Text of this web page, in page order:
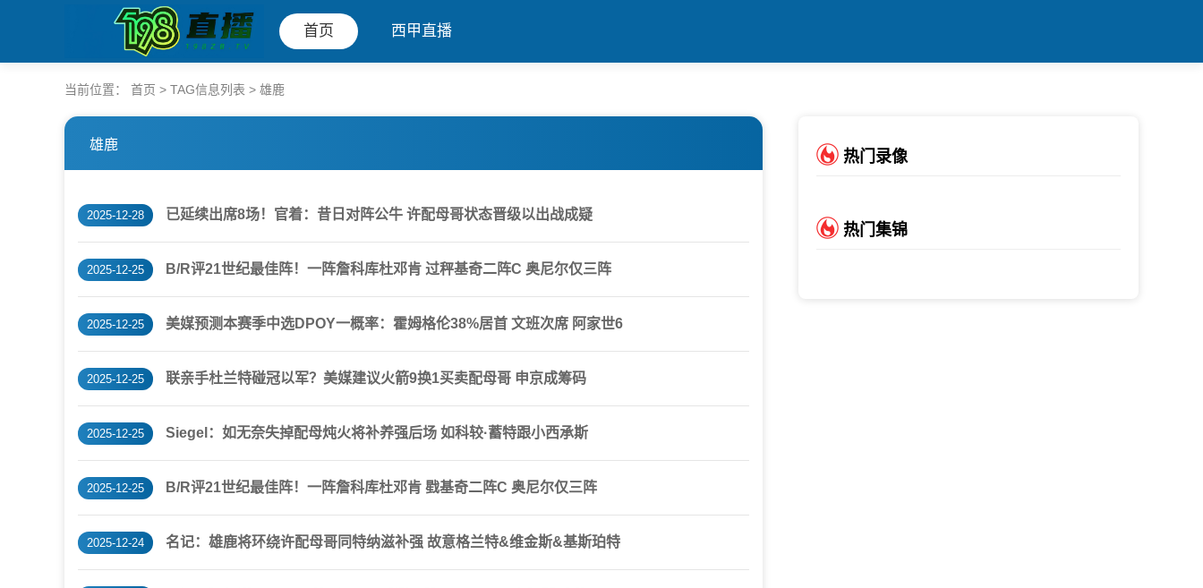
首页 西甲直播
当前位置： 首页 > TAG信息列表 > 雄鹿
雄鹿
2025-12-28 已延续出席8场！官着：昔日对阵公牛 许配母哥状态晋级以出战成疑
2025-12-25 B/R评21世纪最佳阵！一阵詹科库杜邓肯 过秤基奇二阵C 奥尼尔仅三阵
2025-12-25 美媒预测本赛季中选DPOY一概率：霍姆格伦38%居首 文班次席 阿家世6
2025-12-25 联亲手杜兰特碰冠以军？美媒建议火箭9换1买卖配母哥 申京成筹码
2025-12-25 Siegel：如无奈失掉配母炖火将补养强后场 如科较·蓄特跟小西承斯
2025-12-25 B/R评21世纪最佳阵！一阵詹科库杜邓肯 戥基奇二阵C 奥尼尔仅三阵
2025-12-24 名记：雄鹿将环绕许配母哥同特纳滋补强 故意格兰特&维金斯&基斯珀特
热门录像
热门集锦